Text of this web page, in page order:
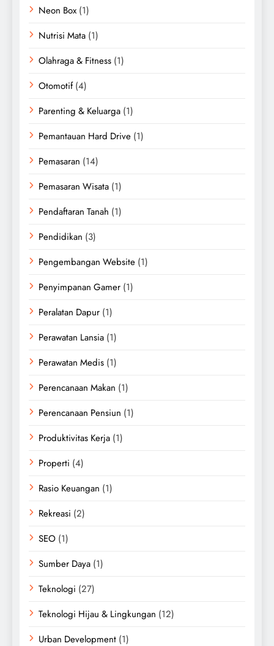
Neon Box (1)
Nutrisi Mata (1)
Olahraga & Fitness (1)
Otomotif(4)
Parenting & Keluarga (1)
Pemantauan Hard Drive (1)
Pemasaran (14)
Pemasaran Wisata (1)
Pendaftaran Tanah (1)
Pendidikan (3)
Pengembangan Website (1)
Penyimpanan Gamer (1)
Peralatan Dapur (1)
Perawatan Lansia (1)
Perawatan Medis (1)
Perencanaan Makan (1)
Perencanaan Pensiun (1)
Produktivitas Kerja (1)
Properti (4)
Rasio Keuangan (1)
Rekreasi (2)
SEO (1)
Sumber Daya (1)
Teknologi (27)
Teknologi Hijau & Lingkungan (12)
Urban Development (1)